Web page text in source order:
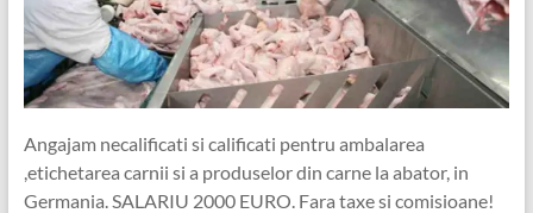
Angajam necalificati si calificati pentru ambalarea
,etichetarea carnii si a produselor din carne la abator, in
Germania. SALARIU 2000 EURO. Fara taxe si comisioane!